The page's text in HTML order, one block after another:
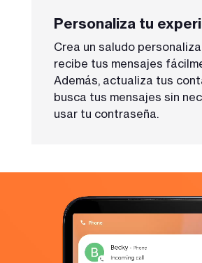
Personaliza tu
Crea un saludo
recibe tus mensajes
Además, actualiza tus
busca tus mensajes sin
usar tu contraseña.